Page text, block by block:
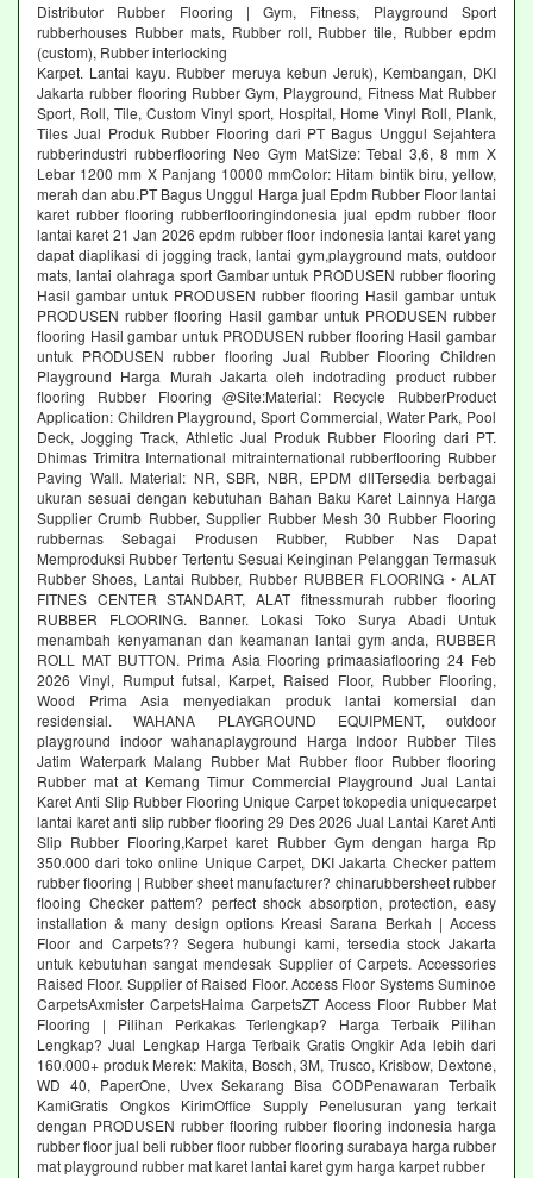
Distributor Rubber Flooring | Gym, Fitness, Playground Sport
rubberhouses Rubber mats, Rubber roll, Rubber tile, Rubber epdm
(custom), Rubber interlocking
Karpet. Lantai kayu. Rubber meruya kebun Jeruk), Kembangan, DKI
Jakarta rubber flooring Rubber Gym, Playground, Fitness Mat Rubber
Sport, Roll, Tile, Custom Vinyl sport, Hospital, Home Vinyl Roll, Plank,
Tiles Jual Produk Rubber Flooring dari PT Bagus Unggul Sejahtera
rubberindustri rubberflooring Neo Gym MatSize: Tebal 3,6, 8 mm X
Lebar 1200 mm X Panjang 10000 mmColor: Hitam bintik biru, yellow,
merah dan abu.PT Bagus Unggul Harga jual Epdm Rubber Floor lantai
karet rubber flooring rubberflooringindonesia jual epdm rubber floor
lantai karet 21 Jan 2026 epdm rubber floor indonesia lantai karet yang
dapat diaplikasi di jogging track, lantai gym,playground mats, outdoor
mats, lantai olahraga sport Gambar untuk PRODUSEN rubber flooring
Hasil gambar untuk PRODUSEN rubber flooring Hasil gambar untuk
PRODUSEN rubber flooring Hasil gambar untuk PRODUSEN rubber
flooring Hasil gambar untuk PRODUSEN rubber flooring Hasil gambar
untuk PRODUSEN rubber flooring Jual Rubber Flooring Children
Playground Harga Murah Jakarta oleh indotrading product rubber
flooring Rubber Flooring @Site:Material: Recycle RubberProduct
Application: Children Playground, Sport Commercial, Water Park, Pool
Deck, Jogging Track, Athletic Jual Produk Rubber Flooring dari PT.
Dhimas Trimitra International mitrainternational rubberflooring Rubber
Paving Wall. Material: NR, SBR, NBR, EPDM dllTersedia berbagai
ukuran sesuai dengan kebutuhan Bahan Baku Karet Lainnya Harga
Supplier Crumb Rubber, Supplier Rubber Mesh 30 Rubber Flooring
rubbernas Sebagai Produsen Rubber, Rubber Nas Dapat
Memproduksi Rubber Tertentu Sesuai Keinginan Pelanggan Termasuk
Rubber Shoes, Lantai Rubber, Rubber RUBBER FLOORING • ALAT
FITNES CENTER STANDART, ALAT fitnessmurah rubber flooring
RUBBER FLOORING. Banner. Lokasi Toko Surya Abadi Untuk
menambah kenyamanan dan keamanan lantai gym anda, RUBBER
ROLL MAT BUTTON. Prima Asia Flooring primaasiaflooring 24 Feb
2026 Vinyl, Rumput futsal, Karpet, Raised Floor, Rubber Flooring,
Wood Prima Asia menyediakan produk lantai komersial dan
residensial. WAHANA PLAYGROUND EQUIPMENT, outdoor
playground indoor wahanaplayground Harga Indoor Rubber Tiles
Jatim Waterpark Malang Rubber Mat Rubber floor Rubber flooring
Rubber mat at Kemang Timur Commercial Playground Jual Lantai
Karet Anti Slip Rubber Flooring Unique Carpet tokopedia uniquecarpet
lantai karet anti slip rubber flooring 29 Des 2026 Jual Lantai Karet Anti
Slip Rubber Flooring,Karpet karet Rubber Gym dengan harga Rp
350.000 dari toko online Unique Carpet, DKI Jakarta Checker pattem
rubber flooring | Rubber sheet manufacturer? chinarubbersheet rubber
flooing Checker pattem? perfect shock absorption, protection, easy
installation & many design options Kreasi Sarana Berkah | Access
Floor and Carpets?? Segera hubungi kami, tersedia stock Jakarta
untuk kebutuhan sangat mendesak Supplier of Carpets. Accessories
Raised Floor. Supplier of Raised Floor. Access Floor Systems Suminoe
CarpetsAxmister CarpetsHaima CarpetsZT Access Floor Rubber Mat
Flooring | Pilihan Perkakas Terlengkap? Harga Terbaik Pilihan
Lengkap? Jual Lengkap Harga Terbaik Gratis Ongkir Ada lebih dari
160.000+ produk Merek: Makita, Bosch, 3M, Trusco, Krisbow, Dextone,
WD 40, PaperOne, Uvex Sekarang Bisa CODPenawaran Terbaik
KamiGratis Ongkos KirimOffice Supply Penelusuran yang terkait
dengan PRODUSEN rubber flooring rubber flooring indonesia harga
rubber floor jual beli rubber floor rubber flooring surabaya harga rubber
mat playground rubber mat karet lantai karet gym harga karpet rubber